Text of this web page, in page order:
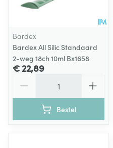
Bardex
Bardex All Silic Standaard
2-weg 18ch 10ml Bx1658
€ 22,89
Bestel